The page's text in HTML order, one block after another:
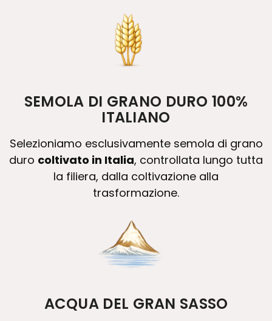
SEMOLA DI GRANO DURO 100%
ITALIANO
Selezioniamo esclusivamente semola di grano
duro coltivato in Italia, controllata lungo tutta
la filiera, dalla coltivazione alla
trasformazione.
ACQUA DEL GRAN SASSO